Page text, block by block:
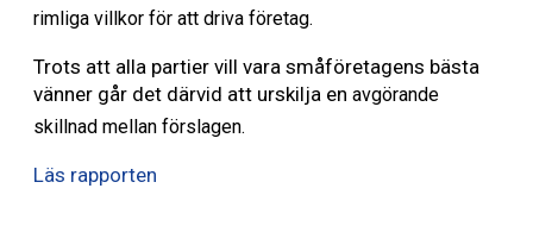
rimliga villkor för att driva företag.
Trots att alla partier vill vara småföretagens bästa
vänner går det därvid att urskilja en avgörande
skillnad mellan förslagen.
Läs rapporten